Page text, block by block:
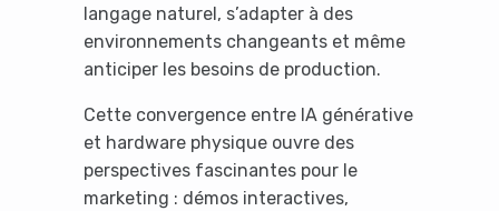
langage naturel, s’adapter à des
environnements changeants et même
anticiper les besoins de production.
Cette convergence entre IA générative
et hardware physique ouvre des
perspectives fascinantes pour le
marketing : démos interactives,